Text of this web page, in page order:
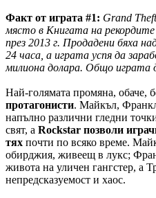
Факт от играта #1: Grand
място в Книгата на рекордите
през 2013 г. Продадени бяха
24 часа, а играта успя да
милиона долара. Общо играта
Най-голямата промяна, обаче,
протагонисти. Майкъл,
напълно различни гледни
свят, а Rockstar позволи
тях почти по всяко време.
обирджия, живеещ в лукс;
живота на уличен гангстер, а
непредсказуемост и хаос.